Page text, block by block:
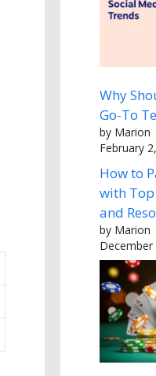
Why
Go-To
by Marion
February
How to
with Top
and
by Marion